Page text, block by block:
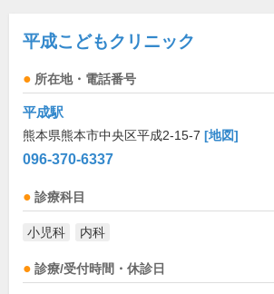
平成こどもクリニック
所在地・電話番号
平成駅
熊本県熊本市中央区平成2-15-7 [地図]
096-370-6337
診療科目
小児科 内科
診療/受付時間・休診日